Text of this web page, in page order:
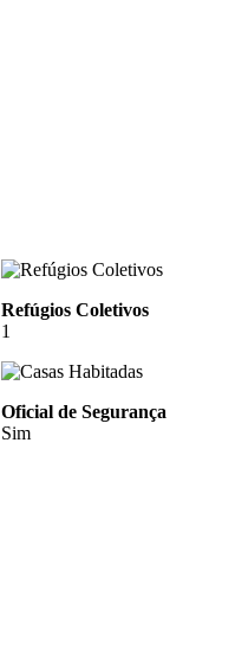
Refúgios Coletivos
1
Oficial de Segurança
Sim